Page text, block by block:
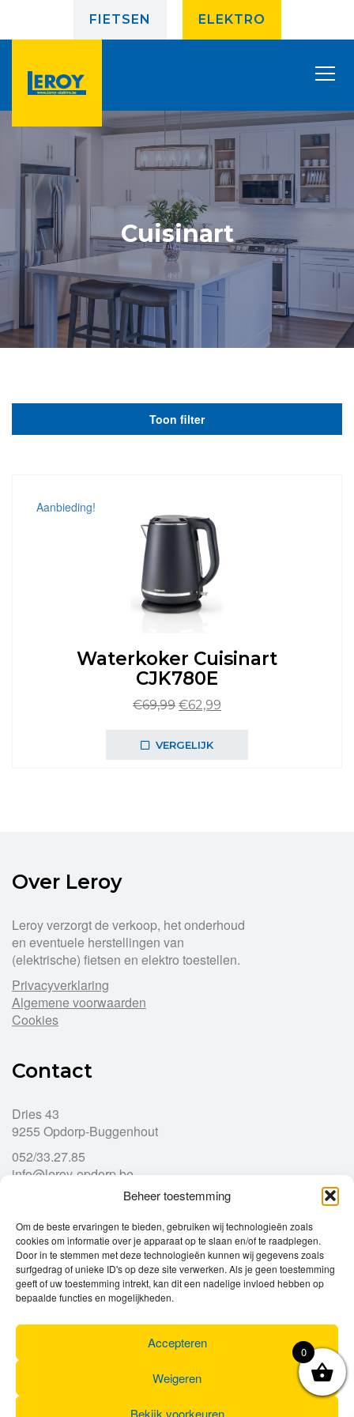
Beheer toestemming
Om de beste ervaringen te bieden, gebruiken wij technologieën zoals
cookies om informatie over je apparaat op te slaan en/of te raadplegen.
Door in te stemmen met deze technologieën kunnen wij gegevens zoals
surfgedrag of unieke ID's op deze site verwerken. Als je geen toestemming
geeft of uw toestemming intrekt, kan dit een nadelige invloed hebben op
bepaalde functies en mogelijkheden.
Accepteren
Weigeren
Bekijk voorkeuren
FIETSEN ELEKTRO
Cuisinart
Toon filter
Aanbieding!
Waterkoker Cuisinart
CJK780E
€69,99 Oorspronkelijke
was:
€62,99
VERGELIJK
Over Leroy
Leroy verzorgt de verkoop, het onderhoud
en eventuele herstellingen van
(elektrische) fietsen en elektro toestellen.
Privacyverklaring
Algemene voorwaarden
Cookies
Contact
Dries 43
9255 Opdorp-Buggenhout
052/33.27.85
info@leroy-opdorp.be
Openingsuren
Ma
gesloten
Di
9u – 12u
13u – 18u00
Wo
9u – 12u
13u – 18u00
Do
9u – 12u
13u – 18u00
13u – 18u00
Za
0